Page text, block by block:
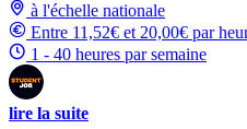
à l'échelle nationale
Entre 11,52€ et 20,00€ par
1 - 40 heures par semaine
lire la suite